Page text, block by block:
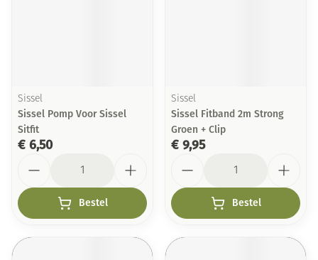
Sissel
Sissel Pomp Voor Sissel
Sitfit
€ 6,50
Bestel
Sissel
Sissel Fitband 2m Strong
Groen + Clip
€ 9,95
Bestel